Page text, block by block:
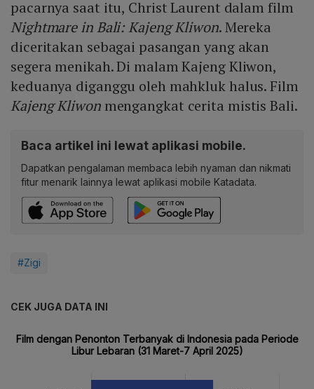
pacarnya saat itu, Christ Laurent dalam film
Nightmare in Bali: Kajeng Kliwon. Mereka
diceritakan sebagai pasangan yang akan
segera menikah. Di malam Kajeng Kliwon,
keduanya diganggu oleh mahkluk halus. Film
Kajeng Kliwonmengangkat cerita mistis Bali.
Baca artikel ini lewat aplikasi mobile.
Dapatkan pengalaman membaca lebih nyaman dan nikmati
fitur menarik lainnya lewat aplikasi mobile Katadata.
#Zigi
CEK JUGA DATA INI